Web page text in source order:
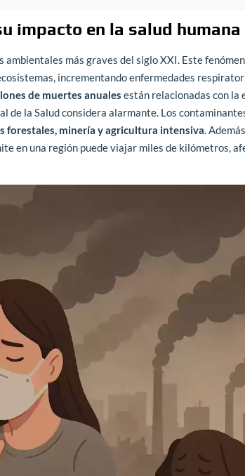
impacto en la salud
ambientales más graves del siglo XXI. Este
incrementando enfermedades
de muertes anuales están relacionadas con la
de la Salud considera alarmante. Los
forestales, minería y agricultura intensiva.
en una región puede viajar miles de kilómetros,